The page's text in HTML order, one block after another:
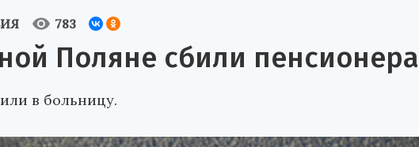
783
Поляне сбили пенсионера
в больницу.